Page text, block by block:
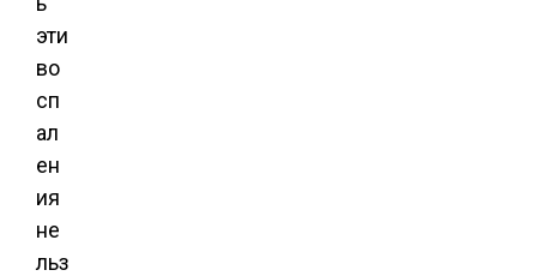
эти
во
сп
ал
ен
ия
не
льз